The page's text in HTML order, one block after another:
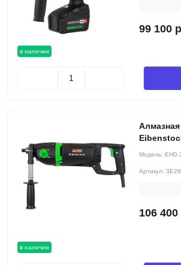
в наличии
99 100
в наличии
Модель: EHD
Артикул:
106 400